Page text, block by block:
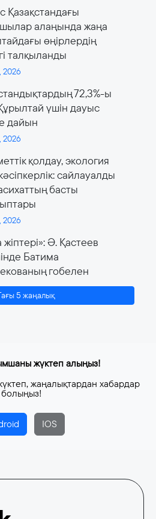
Қазақстандағы
алаңында жаңа
өңірлердің
талқыланды
2026
72,3%-ы
үшін дауыс
дайын
2026
қолдау, экология
сайлауалды
басты
2026
Ә. Қастеев
Батима
гобелен
арналған ауқымды
өтеді5 жаңалық
жүктеп алыңыз!
жаңалықтардан хабардар
болыңыз!
IOS